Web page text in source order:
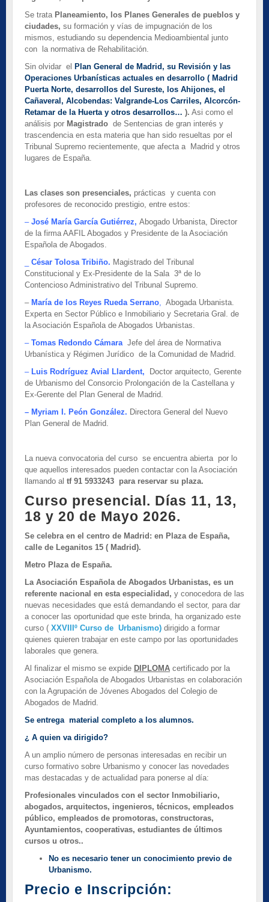
Se trata Planeamiento, los Planes Generales de pueblos y
ciudades, su formación y vías de impugnación de los
mismos, estudiando su dependencia Medioambiental junto
con la normativa de Rehabilitación.
Sin olvidar el Plan General de Madrid, su Revisión y las
Operaciones Urbanísticas actuales en desarrollo ( Madrid
Puerta Norte, desarrollos del Sureste, los Ahijones, el
Cañaveral, Alcobendas: Valgrande-Los Carriles, Alcorcón-
Retamar de la Huerta y otros desarrollos… ). Asi como el
análisis por Magistrado de Sentencias de gran interés y
trascendencia en esta materia que han sido resueltas por el
Tribunal Supremo recientemente, que afecta a Madrid y otros
lugares de España.
Las clases son presenciales, prácticas y cuenta con
profesores de reconocido prestigio, entre estos:
– José María García Gutiérrez, Abogado Urbanista, Director
de la firma AAFIL Abogados y Presidente de la Asociación
Española de Abogados.
César Tolosa Tribiño. Magistrado del Tribunal
Constitucional y Ex-Presidente de la Sala 3ª de lo
Contencioso Administrativo del Tribunal Supremo.
– María de los Reyes Rueda Serrano
Abogada Urbanista.
Experta en Sector Público e Inmobiliario y Secretaria Gral. de
la Asociación Española de Abogados Urbanistas.
–Tomas Redondo Cámara Jefe del área de Normativa
Urbanística y Régimen Jurídico de la Comunidad de Madrid.
– Luis Rodríguez Avial Llardent,
Doctor arquitecto, Gerente
de Urbanismo del Consorcio Prolongación de la Castellana y
Ex-Gerente del Plan General de Madrid.
– Myriam I. Peón González. Directora General del Nuevo
Plan General de Madrid.
La nueva convocatoria del curso se encuentra abierta por lo
que aquellos interesados pueden contactar con la Asociación
llamando al tf 91 5933243 para reservar su plaza.
Curso presencial. Días 11, 13,
18 y 20 de Mayo 2026.
Se celebra en el centro de Madrid: en Plaza de España,
calle de Leganitos 15 ( Madrid).
Metro Plaza de España.
La Asociación Española de Abogados Urbanistas, es un
referente nacional en esta especialidad, y conocedora de las
nuevas necesidades que está demandando el sector, para dar
a conocer las oportunidad que este brinda, ha organizado este
curso ( XXVIIIº Curso de Urbanismo) dirigido a formar
quienes quieren trabajar en este campo por las oportunidades
laborales que genera.
Al finalizar el mismo se expide DIPLOMA certificado por la
Asociación Española de Abogados Urbanistas en colaboración
con la Agrupación de Jóvenes Abogados del Colegio de
Abogados de Madrid.
Se entrega material completo a los alumnos.
¿ A quien va dirigido?
A un amplio número de personas interesadas en recibir un
curso formativo sobre Urbanismo y conocer las novedades
mas destacadas y de actualidad para ponerse al día:
Profesionales vinculados con el sector Inmobiliario,
abogados, arquitectos, ingenieros, técnicos, empleados
público, empleados de promotoras, constructoras,
Ayuntamientos, cooperativas, estudiantes de últimos
cursos u otros..
No es necesario tener un conocimiento previo de
Urbanismo.
Precio e Inscripción: